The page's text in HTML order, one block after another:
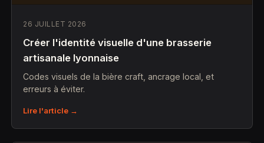
26 JUILLET 2026
Créer l'identité visuelle d'une brasserie
artisanale lyonnaise
Codes visuels de la bière craft, ancrage local, et
erreurs à éviter.
Lire l'article →